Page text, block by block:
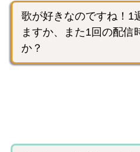
歌が好きなのですね！1
ますか、また1回の配信
か？